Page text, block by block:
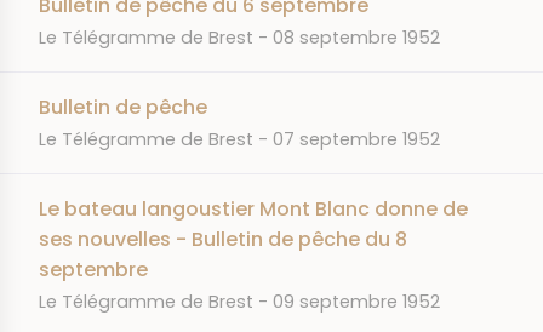
JOURNAL
Le Télégramme de Brest DATE
08 septembre 1952
Bulletin de pêche
JOURNAL
Le Télégramme de Brest DATE
07 septembre 1952
Le bateau langoustier Mont Blanc donne de
ses nouvelles - Bulletin de pêche du 8
septembre
JOURNAL
Le Télégramme de Brest DATE
09 septembre 1952